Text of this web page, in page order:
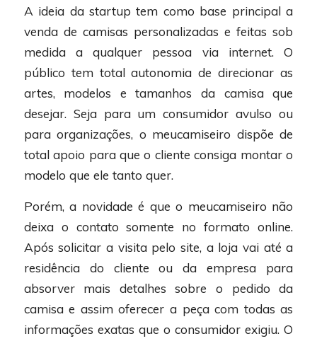
A ideia da startup tem como base principal a
venda de camisas personalizadas e feitas sob
medida a qualquer pessoa via internet. O
público tem total autonomia de direcionar as
artes, modelos e tamanhos da camisa que
desejar. Seja para um consumidor avulso ou
para organizações, o meucamiseiro dispõe de
total apoio para que o cliente consiga montar o
modelo que ele tanto quer.
Porém, a novidade é que o meucamiseiro não
deixa o contato somente no formato online.
Após solicitar a visita pelo site, a loja vai até a
residência do cliente ou da empresa para
absorver mais detalhes sobre o pedido da
camisa e assim oferecer a peça com todas as
informações exatas que o consumidor exigiu. O